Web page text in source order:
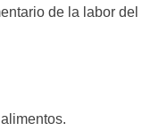
de la labor del